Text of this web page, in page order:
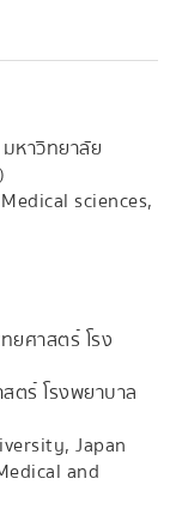
หาวิทยาลัย
sciences,
ยศาสตร์ โรง
ร์ โรงพยาบาล
Japan
and